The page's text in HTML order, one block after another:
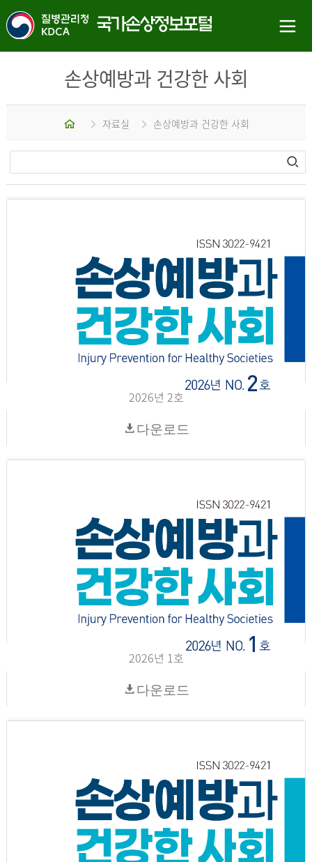
손상예방과 건강한 사회
홈 자료실 손상예방과 건강한 사회
2026년 2호
다운로드
2026년 1호
다운로드